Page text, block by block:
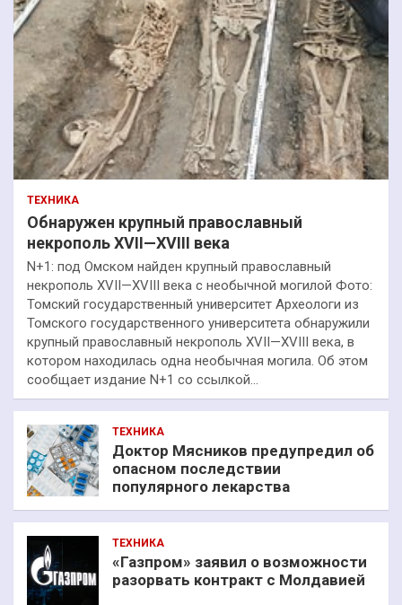
ТЕХНИКА
Обнаружен крупный православный
некрополь XVII—XVIII века
N+1: под Омском найден крупный православный
некрополь XVII—XVIII века с необычной могилой Фото:
Томский государственный университет Археологи из
Томского государственного университета обнаружили
крупный православный некрополь XVII—XVIII века, в
котором находилась одна необычная могила. Об этом
сообщает издание N+1 со ссылкой…
ТЕХНИКА
Доктор Мясников предупредил об
опасном последствии
популярного лекарства
ТЕХНИКА
«Газпром» заявил о возможности
разорвать контракт с Молдавией